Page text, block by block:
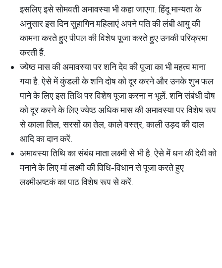
इसलिए इसे सोमवती अमावस्या भी कहा जाएगा. हिंदू मान्यता के
अनुसार इस दिन सुहागिन महिलाएं अपने पति की लंबी आयु की
कामना करते हुए पीपल की विशेष पूजा करते हुए उनकी परिक्रमा
करती हैं.
ज्येष्ठ मास की अमावस्या पर शनि देव की पूजा का भी महत्व माना
गया है. ऐसे में कुंडली के शनि दोष को दूर करने और उनके शुभ फल
पाने के लिए इस तिथि पर विशेष पूजा करना न भूलें. शनि संबंधी दोष
को दूर करने के लिए ज्येष्ठ अधिक मास की अमावस्या पर विशेष रूप
से काला तिल, सरसों का तेल, काले वस्त्र, काली उड़द की दाल
आदि का दान करें.
अमावस्या तिथि का संबंध माता लक्ष्मी से भी है. ऐसे में धन की देवी को
मनाने के लिए मां लक्ष्मी की विधि-विधान से पूजा करते हुए
लक्ष्मीअष्टकं का पाठ विशेष रूप से करें.